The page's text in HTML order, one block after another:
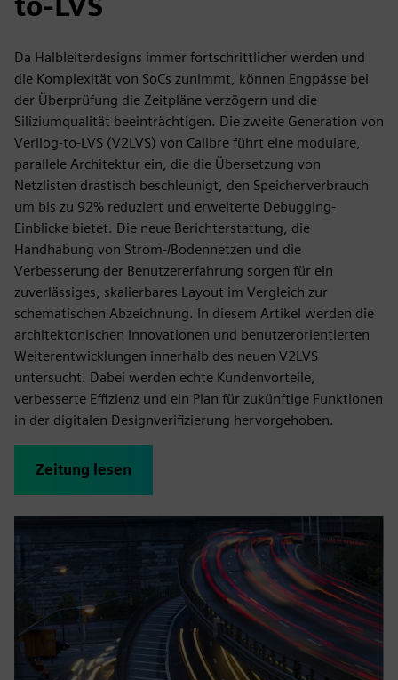
Da Halbleiterdesigns immer fortschrittlicher werden und
die Komplexität von SoCs zunimmt, können Engpässe bei
der Überprüfung die Zeitpläne verzögern und die
Siliziumqualität beeinträchtigen. Die zweite Generation von
Verilog-to-LVS (V2LVS) von Calibre führt eine modulare,
parallele Architektur ein, die die Übersetzung von
Netzlisten drastisch beschleunigt, den Speicherverbrauch
um bis zu 92% reduziert und erweiterte Debugging-
Einblicke bietet. Die neue Berichterstattung, die
Handhabung von Strom-/Bodennetzen und die
Verbesserung der Benutzererfahrung sorgen für ein
zuverlässiges, skalierbares Layout im Vergleich zur
schematischen Abzeichnung. In diesem Artikel werden die
architektonischen Innovationen und benutzerorientierten
Weiterentwicklungen innerhalb des neuen V2LVS
untersucht. Dabei werden echte Kundenvorteile,
verbesserte Effizienz und ein Plan für zukünftige Funktionen
in der digitalen Designverifizierung hervorgehoben.
Zeitung lesen